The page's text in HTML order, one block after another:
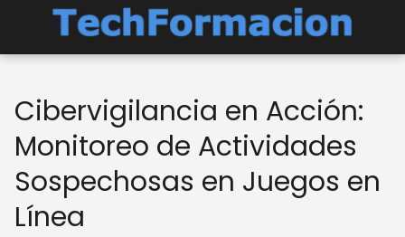
Cibervigilancia en Acción:
Monitoreo de Actividades
Sospechosas en Juegos en
Línea